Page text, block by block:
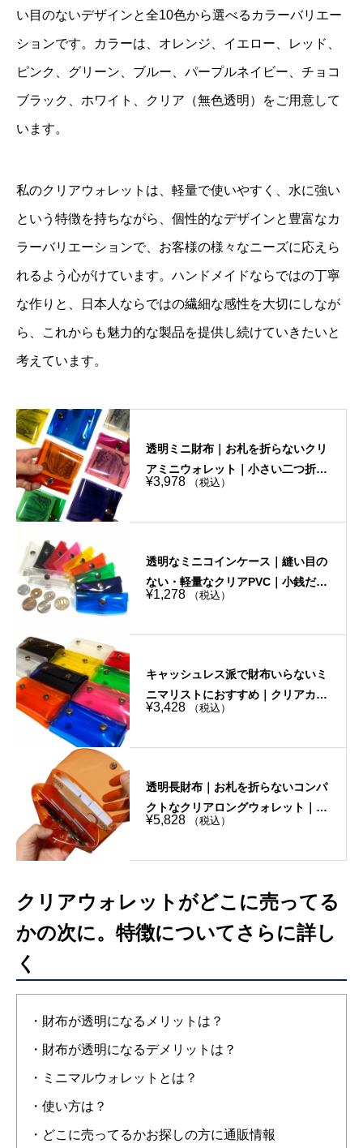
い目のないデザインと全10色から選べるカラーバリエー
ションです。カラーは、オレンジ、イエロー、レッド、
ピンク、グリーン、ブルー、パープルネイビー、チョコ
ブラック、ホワイト、クリア（無色透明）をご用意して
います。
私のクリアウォレットは、軽量で使いやすく、水に強い
という特徴を持ちながら、個性的なデザインと豊富なカ
ラーバリエーションで、お客様の様々なニーズに応えら
れるよう心がけています。ハンドメイドならではの丁寧
な作りと、日本人ならではの繊細な感性を大切にしなが
ら、これからも魅力的な製品を提供し続けていきたいと
考えています。
透明ミニ財布｜お札を折らないクリ
アミニウォレット｜小さい二つ折り
｜個性的・選べる10色
¥3,978 （税込）
透明なミニコインケース｜縫い目の
ない・軽量なクリアPVC｜小銭だけ
を持ち歩きたい時におすすめ
¥1,278 （税込）
キャッシュレス派で財布いらないミ
ニマリストにおすすめ｜クリアカー
ドケース｜選べる10色
¥3,428 （税込）
透明長財布｜お札を折らないコンパ
クトなクリアロングウォレット｜縫
い目なし・選べる10色
¥5,828 （税込）
クリアウォレットがどこに売ってる
かの次に。特徴についてさらに詳し
く
・財布が透明になるメリットは？
・財布が透明になるデメリットは？
・ミニマルウォレットとは？
・使い方は？
・どこに売ってるかお探しの方に通販情報